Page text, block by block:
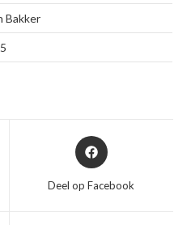
Bakker
Opent
in
nieuw
Deel op Facebook